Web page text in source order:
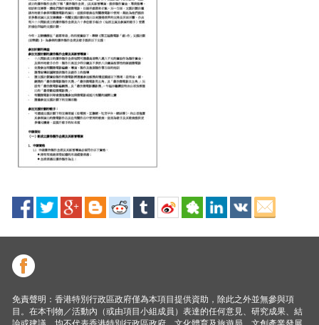
免責聲明：香港特別行政區政府僅為本項目提供資助，除此之外並無參與項
目。在本刊物／活動內（或由項目小組成員）表達的任何意見、研究成果、結
論或建議，均不代表香港特別行政區政府、文化體育及旅遊局、文創產業發展